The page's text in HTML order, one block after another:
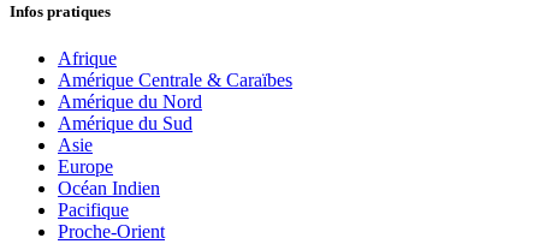
Infos pratiques
Afrique
Amérique Centrale & Caraïbes
Amérique du Nord
Amérique du Sud
Asie
Europe
Océan Indien
Pacifique
Proche-Orient